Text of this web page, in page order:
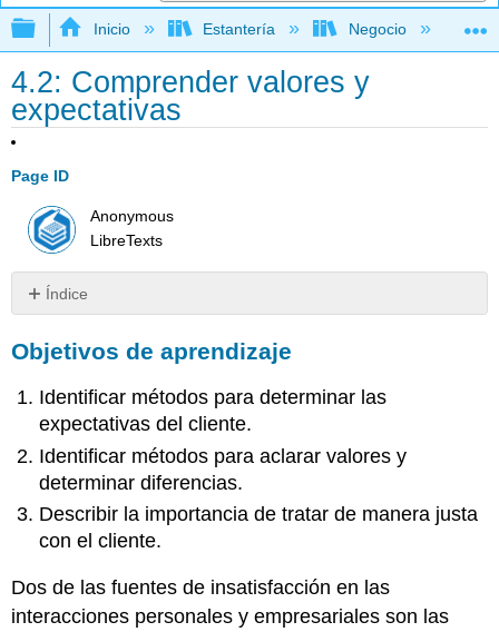
Expandir/contraer jerarquía global
Inicio Estantería Negocio
4.2: Comprender valores y
expectativas
Page ID
Anonymous
LibreTexts
Índice
de
aprendizaje
Aclarar
expectativas
Gestión
Expectativas
Aclarar
valores
Telefónica
Tratar
Objetivos de aprendizaje
Identificar métodos para determinar las
expectativas del cliente.
Identificar métodos para aclarar valores y
determinar diferencias.
Describir la importancia de tratar de manera justa
con el cliente.
Dos de las fuentes de insatisfacción en las
interacciones personales y empresariales son las